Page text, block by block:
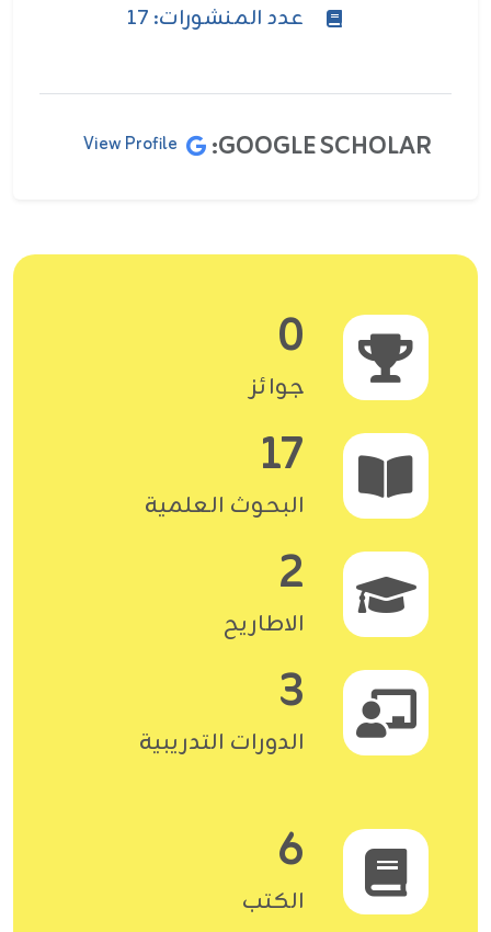
عدد المنشورات: 17
GOOGLE SCHOLAR:
View Profile
0
جوائز
17
البحوث العلمية
2
الاطاريح
3
الدورات التدريبية
6
الكتب